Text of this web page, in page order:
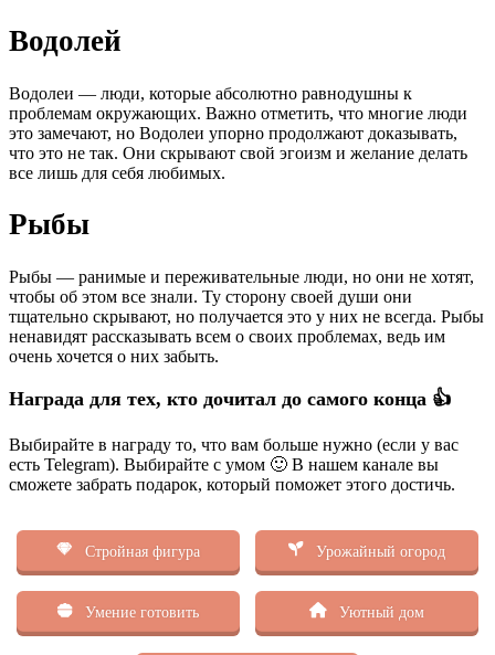
Водолей
Водолеи — люди, которые абсолютно равнодушны к
проблемам окружающих. Важно отметить, что многие люди
это замечают, но Водолеи упорно продолжают доказывать,
что это не так. Они скрывают свой эгоизм и желание делать
все лишь для себя любимых.
Рыбы
Рыбы — ранимые и переживательные люди, но они не хотят,
чтобы об этом все знали. Ту сторону своей души они
тщательно скрывают, но получается это у них не всегда. Рыбы
ненавидят рассказывать всем о своих проблемах, ведь им
очень хочется о них забыть.
Награда для тех, кто дочитал до самого конца 👍
Выбирайте в награду то, что вам больше нужно (если у вас
есть Telegram). Выбирайте с умом 🙂 В нашем канале вы
сможете забрать подарок, который поможет этого достичь.
Стройная фигура Урожайный огород
Умение готовить Уютный дом